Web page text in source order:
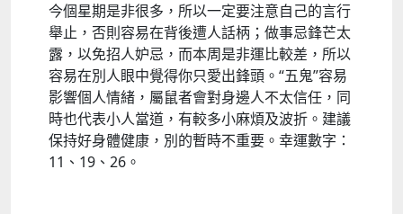
今個星期是非很多，所以一定要注意自己的言行
舉止，否則容易在背後遭人話柄；做事忌鋒芒太
露，以免招人妒忌，而本周是非運比較差，所以
容易在別人眼中覺得你只愛出鋒頭。“五鬼”容易
影響個人情緒，屬鼠者會對身邊人不太信任，同
時也代表小人當道，有較多小麻煩及波折。建議
保持好身體健康，別的暫時不重要。幸運數字：
11、19、26。